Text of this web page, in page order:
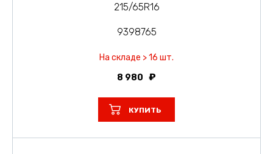
215/65R16
9398765
На складе > 16 шт.
8 980
КУПИТЬ